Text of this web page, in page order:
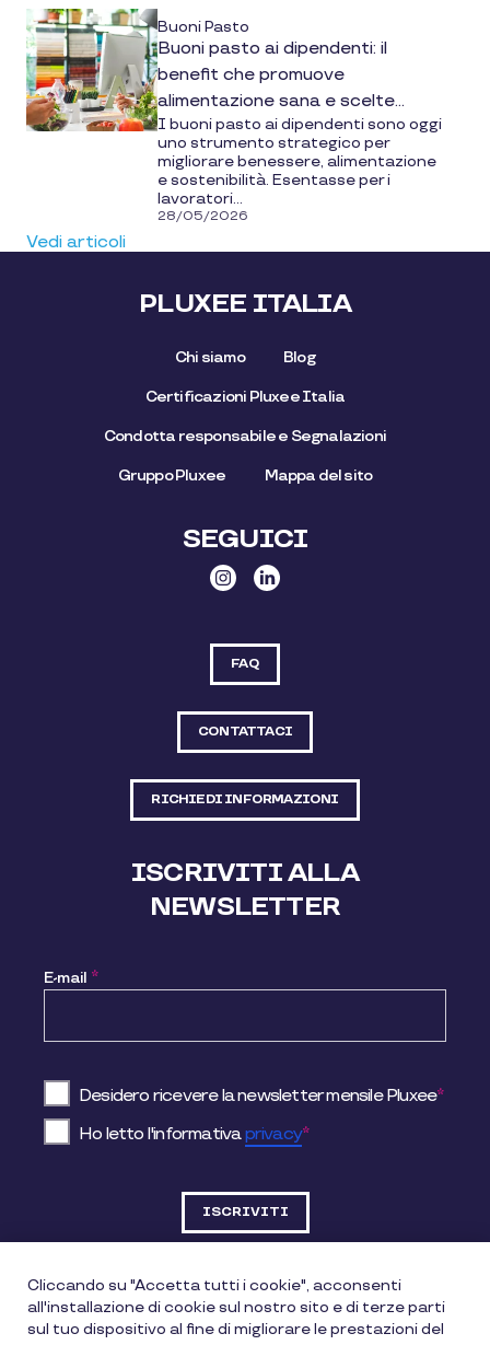
Buoni Pasto
Buoni pasto ai dipendenti: il
benefit che promuove
alimentazione sana e scelte
sostenibili
I buoni pasto ai dipendenti sono oggi
uno strumento strategico per
migliorare benessere, alimentazione
e sostenibilità. Esentasse per i
lavoratori...
28/05/2026
Vedi articoli
PLUXEE ITALIA
Chi siamo Blog
Certificazioni Pluxee Italia
Condotta responsabile e Segnalazioni
Gruppo Pluxee Mappa del sito
SEGUICI
FAQ
CONTATTACI
RICHIEDI INFORMAZIONI
ISCRIVITI ALLA
NEWSLETTER
E-mail *
Desidero ricevere la newsletter mensile Pluxee*
Ho letto l'informativaprivacy*
DATI SOCIETARI
Cliccando su "Accetta tutti i cookie", acconsenti
all'installazione di cookie sul nostro sito e di terze parti
sul tuo dispositivo al fine di migliorare le prestazioni del